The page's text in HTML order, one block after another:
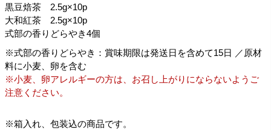
黒豆焙茶 2.5g×10p
大和紅茶 2.5g×10p
式部の香りどらやき4個
※式部の香りどらやき：賞味期限は発送日を含めて15日 ／原材
料に小麦、卵を含む
※小麦、卵アレルギーの方は、お召し上がりにならないようご
注意ください。
※箱入れ、包装込の商品です。